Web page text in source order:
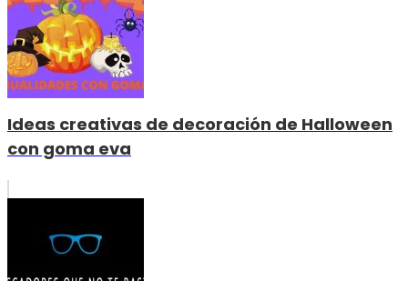
Ideas creativas de decoración de Halloween
con goma eva